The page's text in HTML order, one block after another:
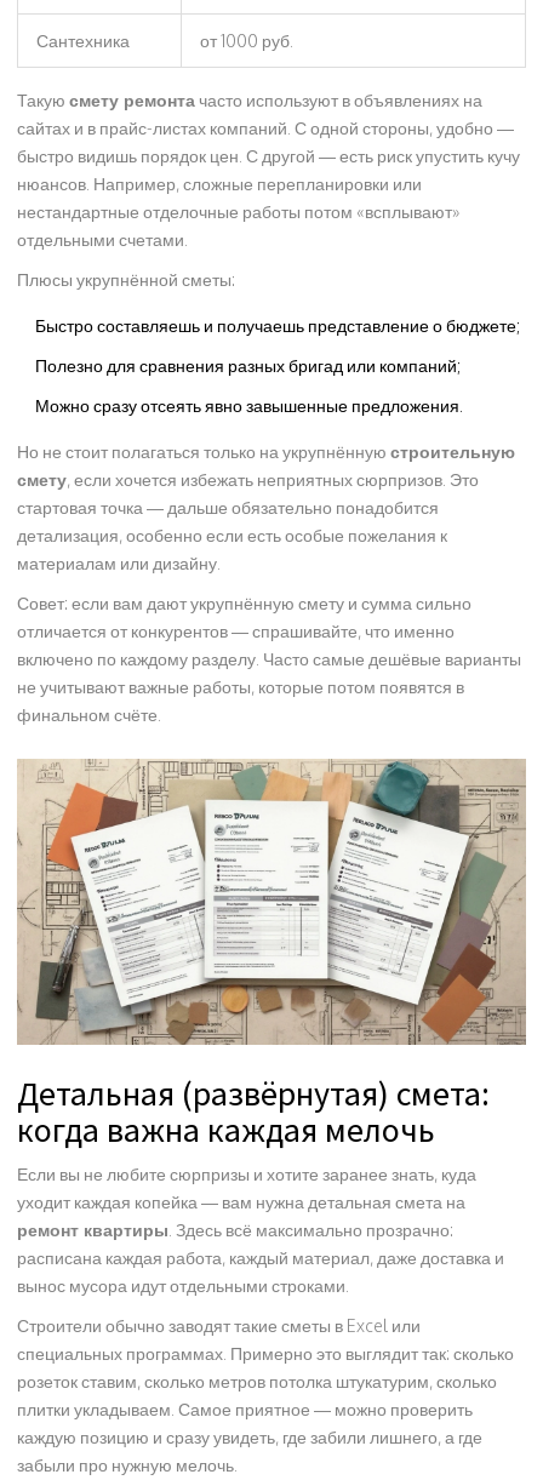
Сантехника от 1000 руб.
Такую смету ремонта часто используют в объявлениях на
сайтах и в прайс-листах компаний. С одной стороны, удобно —
быстро видишь порядок цен. С другой — есть риск упустить кучу
нюансов. Например, сложные перепланировки или
нестандартные отделочные работы потом «всплывают»
отдельными счетами.
Плюсы укрупнённой сметы:
Быстро составляешь и получаешь представление о бюджете;
Полезно для сравнения разных бригад или компаний;
Можно сразу отсеять явно завышенные предложения.
Но не стоит полагаться только на укрупнённую строительную
смету, если хочется избежать неприятных сюрпризов. Это
стартовая точка — дальше обязательно понадобится
детализация, особенно если есть особые пожелания к
материалам или дизайну.
Совет: если вам дают укрупнённую смету и сумма сильно
отличается от конкурентов — спрашивайте, что именно
включено по каждому разделу. Часто самые дешёвые варианты
не учитывают важные работы, которые потом появятся в
финальном счёте.
Детальная (развёрнутая) смета:
когда важна каждая мелочь
Если вы не любите сюрпризы и хотите заранее знать, куда
уходит каждая копейка — вам нужна детальная смета на
ремонт квартиры . Здесь всё максимально прозрачно:
расписана каждая работа, каждый материал, даже доставка и
вынос мусора идут отдельными строками.
Строители обычно заводят такие сметы в Excel или
специальных программах. Примерно это выглядит так: сколько
розеток ставим, сколько метров потолка штукатурим, сколько
плитки укладываем. Самое приятное — можно проверить
каждую позицию и сразу увидеть, где забили лишнего, а где
забыли про нужную мелочь.